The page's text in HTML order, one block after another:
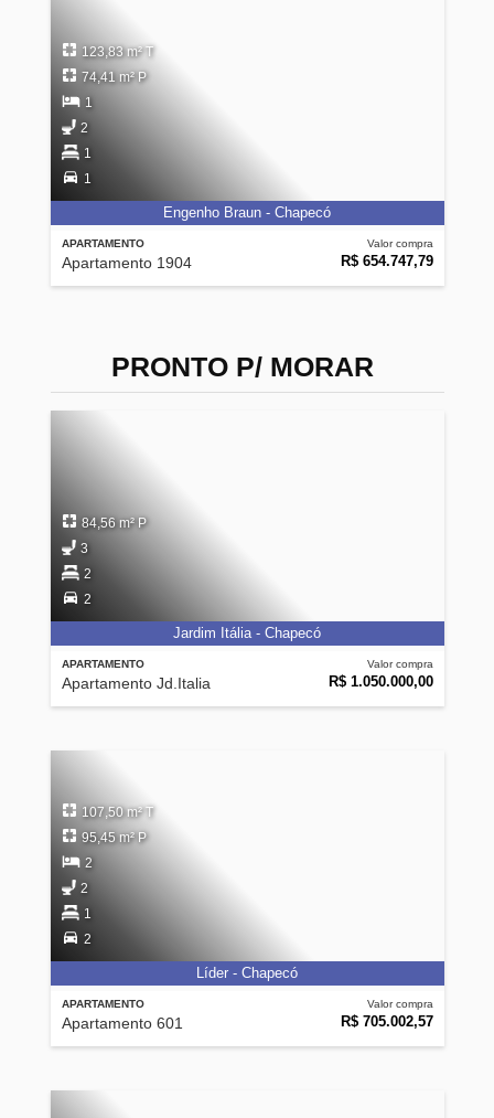
APARTAMENTO
Apartamento 1904
Valor compra
R$ 654.747,79
123,83 m² T
74,41 m² P
1
2
1
1
Engenho Braun - Chapecó
PRONTO P/ MORAR
APARTAMENTO
Apartamento Jd.Italia
Valor compra
R$ 1.050.000,00
84,56 m² P
3
2
2
Jardim Itália - Chapecó
APARTAMENTO
Apartamento 601
Valor compra
R$ 705.002,57
107,50 m² T
95,45 m² P
2
2
1
2
Líder - Chapecó